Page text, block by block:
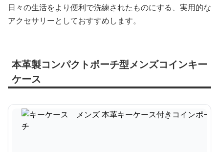
日々の生活をより便利で洗練されたものにする、実用的な
アクセサリーとしておすすめします。
本革製コンパクトポーチ型メンズコインキー
ケース